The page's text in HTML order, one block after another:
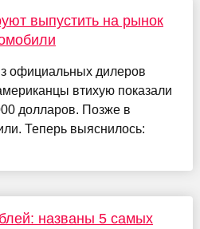
выпустить на рынок
официальных дилеров
втихую показали
долларов. Позже в
Теперь выяснилось:
названы 5 самых